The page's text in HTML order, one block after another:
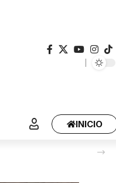
INICIO